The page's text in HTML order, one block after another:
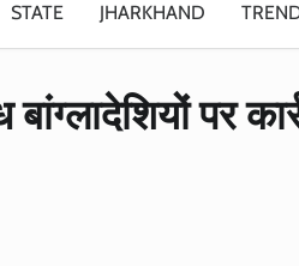
STATE JHARKHAND
पर